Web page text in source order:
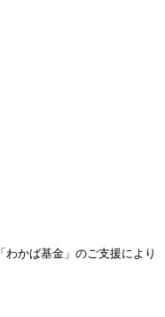
わかば基金」のご支援により